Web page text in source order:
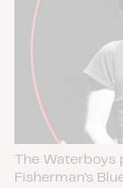
The Waterboys
Fisherman’s